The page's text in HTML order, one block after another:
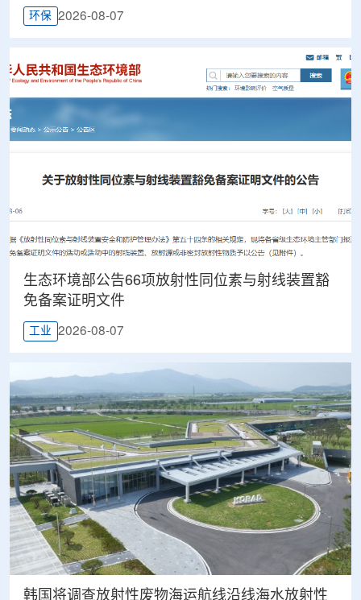
环保 2026-08-07
生态环境部公告66项放射性同位素与射线装置豁
免备案证明文件
工业 2026-08-07
韩国将调查放射性废物海运航线沿线海水放射性